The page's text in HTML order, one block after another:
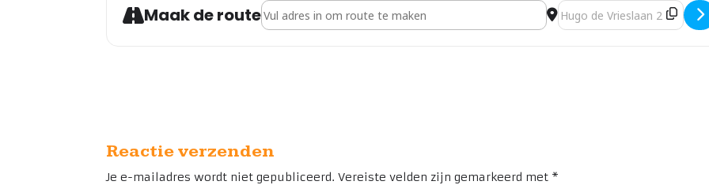
Maak de routeAddress - Open kerk [kf6ayxAEb] Destination Address - Open
Reactie verzenden
Je e-mailadres wordt niet gepubliceerd. Vereiste velden zijn gemarkeerd met *